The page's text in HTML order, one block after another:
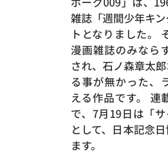
雑誌「週間少年キ
トとなりました。
漫画雑誌のみなら
され、石ノ森章太
る事が無かった、
える作品です。 連
で、7月19日は「サ
として、日本記念
ます。